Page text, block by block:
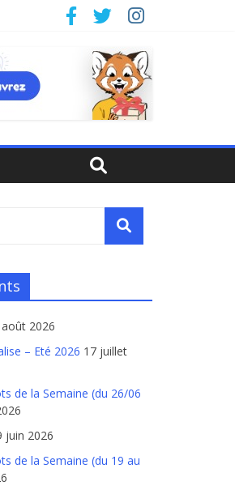
2026
– Eté 2026 17 juillet
de la Semaine (du 26/06
juin 2026
de la Semaine (du 19 au